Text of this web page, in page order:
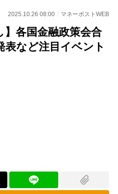
2025.10.26 08:00 マネーポストWEB
】各国金融政策会合
表など注目イベント